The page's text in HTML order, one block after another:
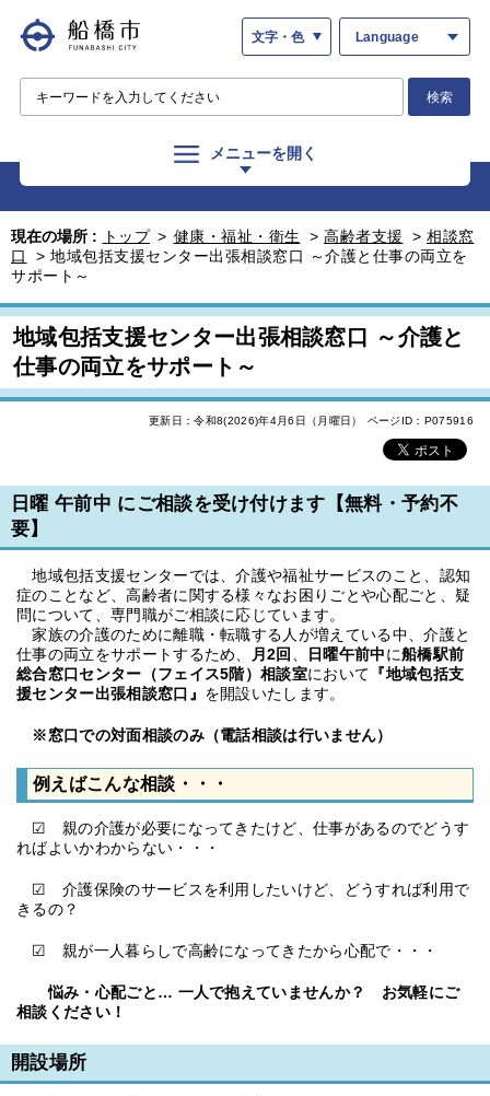
文字・色 Language
検索
メニューを開く
現在の場所 : トップ > 健康・福祉・衛生 > 高齢者支援 > 相談窓
口
> 地域包括支援センター出張相談窓口 ～介護と仕事の両立を
サポート～
地域包括支援センター出張相談窓口 ～介護と
仕事の両立をサポート～
更新日：令和8(2026)年4月6日（月曜日） ページID：P075916
日曜 午前中 にご相談を受け付けます【無料・予約不
要】
地域包括支援センターでは、介護や福祉サービスのこと、認知
症のことなど、高齢者に関する様々なお困りごとや心配ごと、疑
問について、専門職がご相談に応じています。
家族の介護のために離職・転職する人が増えている中、介護と
仕事の両立をサポートするため、
月2回 日曜午前中に船橋駅前
総合窓口センター（フェイス5階）相談室において 『地域包括支
援センター出張相談窓口』 を開設いたします。
※窓口での対面相談のみ（電話相談は行いません）
例えばこんな相談・・・
☑ 親の介護が必要になってきたけど、仕事があるのでどうす
ればよいかわからない・・・
☑ 介護保険のサービスを利用したいけど、どうすれば利用で
きるの？
☑ 親が一人暮らしで高齢になってきたから心配で・・・
悩み・心配ごと… 一人で抱えていませんか？
お気軽にご
相談ください！
開設場所